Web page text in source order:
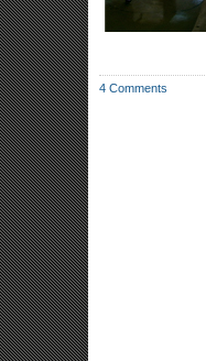
4 Comments